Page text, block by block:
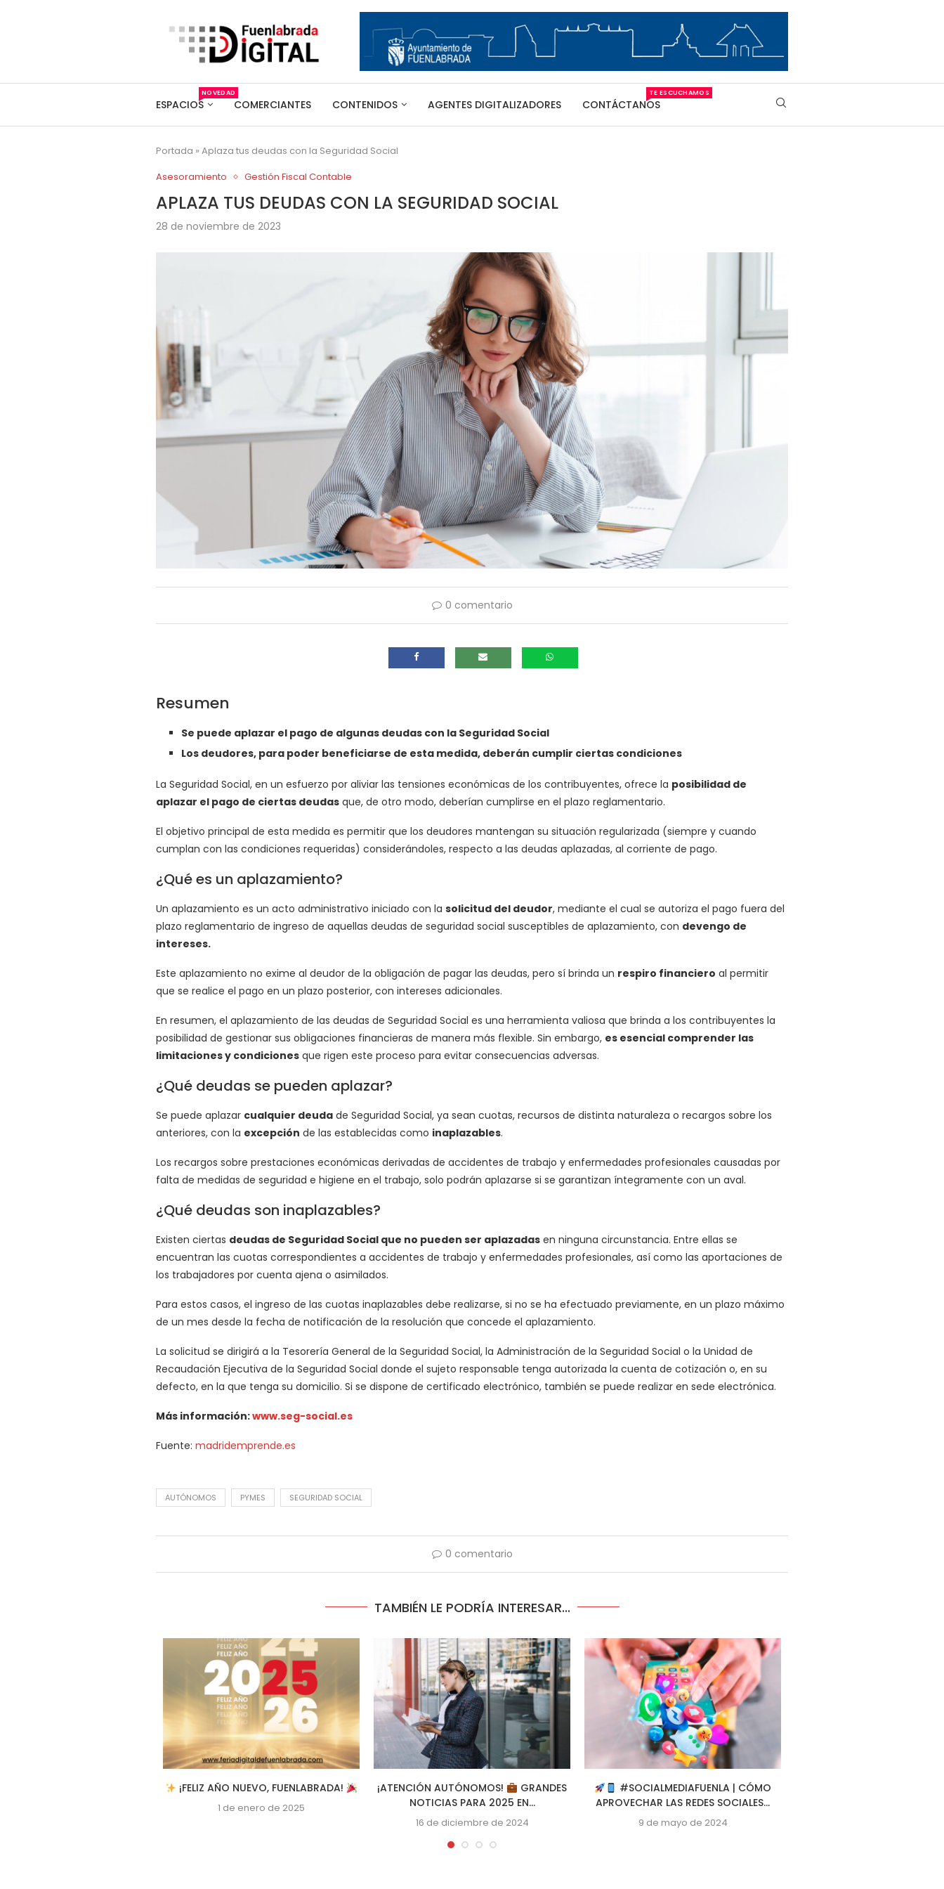
ESPACIOS
NOVEDAD
COMERCIANTES CONTENIDOS AGENTES DIGITALIZADORES CONTÁCTANOS
TE ESCUCHAMOS
Portada » Aplaza tus deudas con la Seguridad Social
Asesoramiento
Gestión Fiscal Contable
APLAZA TUS DEUDAS CON LA SEGURIDAD SOCIAL
28 de noviembre de 2023
0 comentario
Resumen
Se puede aplazar el pago de algunas deudas con la Seguridad Social
Los deudores, para poder beneficiarse de esta medida, deberán cumplir ciertas condiciones
La Seguridad Social, en un esfuerzo por aliviar las tensiones económicas de los contribuyentes, ofrece la posibilidad de
aplazar el pago de ciertas deudas que, de otro modo, deberían cumplirse en el plazo reglamentario.
El objetivo principal de esta medida es permitir que los deudores mantengan su situación regularizada (siempre y cuando
cumplan con las condiciones requeridas) considerándoles, respecto a las deudas aplazadas, al corriente de pago.
¿Qué es un aplazamiento?
Un aplazamiento es un acto administrativo iniciado con la solicitud del deudor, mediante el cual se autoriza el pago fuera del
plazo reglamentario de ingreso de aquellas deudas de seguridad social susceptibles de aplazamiento, con devengo de
intereses.
Este aplazamiento no exime al deudor de la obligación de pagar las deudas, pero sí brinda un respiro financiero al permitir
que se realice el pago en un plazo posterior, con intereses adicionales.
En resumen, el aplazamiento de las deudas de Seguridad Social es una herramienta valiosa que brinda a los contribuyentes la
posibilidad de gestionar sus obligaciones financieras de manera más flexible. Sin embargo, es esencial comprender las
limitaciones y condiciones que rigen este proceso para evitar consecuencias adversas.
¿Qué deudas se pueden aplazar?
Se puede aplazar cualquier deuda de Seguridad Social, ya sean cuotas, recursos de distinta naturaleza o recargos sobre los
anteriores, con la excepción de las establecidas como inaplazables.
Los recargos sobre prestaciones económicas derivadas de accidentes de trabajo y enfermedades profesionales causadas por
falta de medidas de seguridad e higiene en el trabajo, solo podrán aplazarse si se garantizan íntegramente con un aval.
¿Qué deudas son inaplazables?
Existen ciertas deudas de Seguridad Social que no pueden ser aplazadas en ninguna circunstancia. Entre ellas se
encuentran las cuotas correspondientes a accidentes de trabajo y enfermedades profesionales, así como las aportaciones de
los trabajadores por cuenta ajena o asimilados.
Para estos casos, el ingreso de las cuotas inaplazables debe realizarse, si no se ha efectuado previamente, en un plazo máximo
de un mes desde la fecha de notificación de la resolución que concede el aplazamiento.
La solicitud se dirigirá a la Tesorería General de la Seguridad Social, la Administración de la Seguridad Social o la Unidad de
Recaudación Ejecutiva de la Seguridad Social donde el sujeto responsable tenga autorizada la cuenta de cotización o, en su
defecto, en la que tenga su domicilio. Si se dispone de certificado electrónico, también se puede realizar en sede electrónica.
Más información:www.seg-social.es
Fuente: madridemprende.es
AUTÓNOMOS PYMES SEGURIDAD SOCIAL
0 comentario
TAMBIÉN LE PODRÍA INTERESAR...
¡FELIZ AÑO NUEVO, FUENLABRADA!
1 de enero de 2025
¡ATENCIÓN AUTÓNOMOS!
GRANDES
NOTICIAS PARA 2025 EN...
16 de diciembre de 2024
#SOCIALMEDIAFUENLA | CÓMO
APROVECHAR LAS REDES SOCIALES...
9 de mayo de 2024